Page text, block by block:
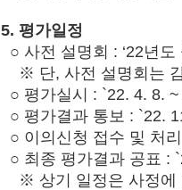
5. 평가일정
○ 사전 설명회 : ‘22년
※ 단, 사전 설명회는 감
○ 평가실시 : `22. 4. 8. ~
○ 평가결과 통보 : `22.
○ 이의신청 접수 및 처
○ 최종 평가결과 공표 :
※ 상기 일정은 사정에